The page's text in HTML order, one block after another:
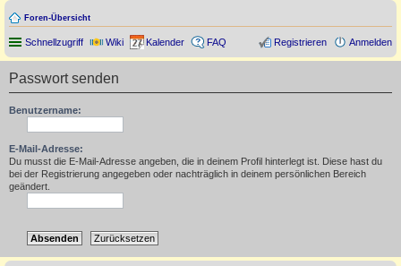
Foren-Übersicht
Schnellzugriff Wiki Kalender FAQ Anmelden
Registrieren
Passwort senden
Benutzername:
E-Mail-Adresse:
Du musst die E-Mail-Adresse angeben, die in deinem Profil hinterlegt ist. Diese hast du
bei der Registrierung angegeben oder nachträglich in deinem persönlichen Bereich
geändert.